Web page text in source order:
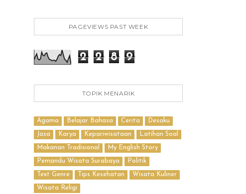
PAGEVIEWS PAST WEEK
2 2 8 9
TOPIK MENARIK
Agama Belajar Bahasa Cerita Desaku
Jasa Karya Kepariwisataan Latihan Soal
Makanan Tradisional My English Story
Pemandu Wisata Surabaya Politik
Text Genre Tips Kesehatan Wisata Kuliner
Wisata Religi